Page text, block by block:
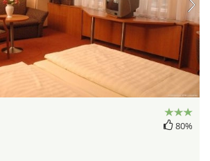
80%